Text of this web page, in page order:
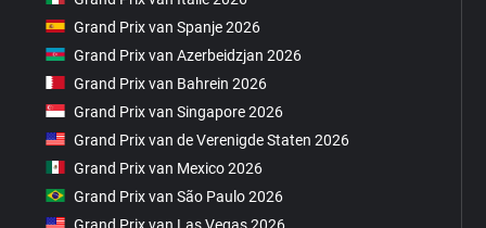
Grand Prix van Spanje 2026
Grand Prix van Azerbeidzjan 2026
Grand Prix van Bahrein 2026
Grand Prix van Singapore 2026
Grand Prix van de Verenigde Staten 2026
Grand Prix van Mexico 2026
Grand Prix van São Paulo 2026